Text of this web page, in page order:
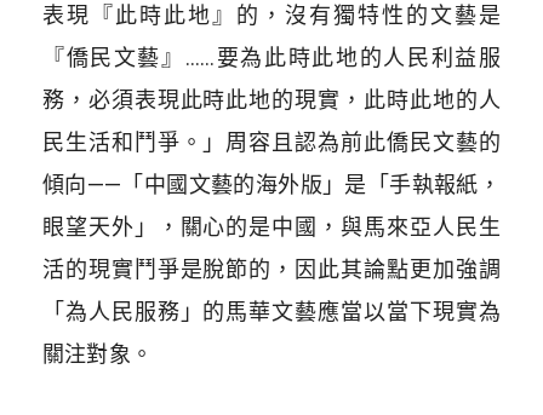
表現『此時此地』的，沒有獨特性的文藝是
『僑民文藝』……要為此時此地的人民利益服
務，必須表現此時此地的現實，此時此地的人
民生活和鬥爭。」周容且認為前此僑民文藝的
傾向——「中國文藝的海外版」是「手執報紙，
眼望天外」，關心的是中國，與馬來亞人民生
活的現實鬥爭是脫節的，因此其論點更加強調
「為人民服務」的馬華文藝應當以當下現實為
關注對象。